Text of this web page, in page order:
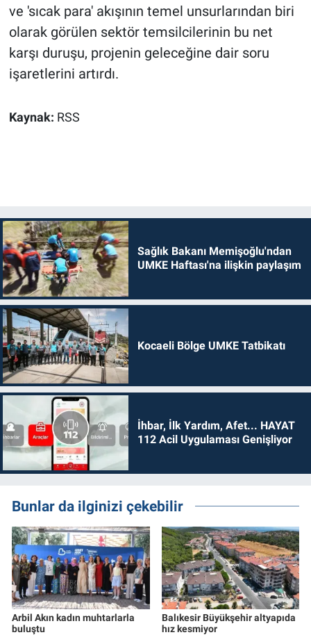
ve 'sıcak para' akışının temel unsurlarından biri
olarak görülen sektör temsilcilerinin bu net
karşı duruşu, projenin geleceğine dair soru
işaretlerini artırdı.
Kaynak: RSS
Sağlık Bakanı Memişoğlu'ndan
UMKE Haftası'na ilişkin paylaşım
Kocaeli Bölge UMKE Tatbikatı
İhbar, İlk Yardım, Afet... HAYAT
112 Acil Uygulaması Genişliyor
Bunlar da ilginizi çekebilir
Arbil Akın kadın muhtarlarla
buluştu
Balıkesir Büyükşehir altyapıda
hız kesmiyor